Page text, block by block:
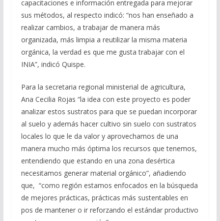
capacitaciones e información entregada para mejorar
sus métodos, al respecto indicó: “nos han enseñado a
realizar cambios, a trabajar de manera más
organizada, más limpia a reutilizar la misma materia
orgánica, la verdad es que me gusta trabajar con el
INIA”, indicó Quispe.
Para la secretaria regional ministerial de agricultura,
Ana Cecilia Rojas “la idea con este proyecto es poder
analizar estos sustratos para que se puedan incorporar
al suelo y además hacer cultivo sin suelo con sustratos
locales lo que le da valor y aprovechamos de una
manera mucho más óptima los recursos que tenemos,
entendiendo que estando en una zona desértica
necesitamos generar material orgánico”, añadiendo
que, “como región estamos enfocados en la búsqueda
de mejores prácticas, prácticas más sustentables en
pos de mantener o ir reforzando el estándar productivo